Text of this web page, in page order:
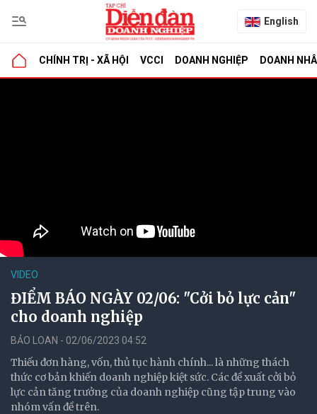
English
CHÍNH TRỊ - XÃ HỘI VCCI DOANH NGHIỆP DOANH
VIDEO
ĐIỂM BÁO NGÀY 02/06: "Cởi bỏ lực cản"
cho doanh nghiệp
BẢO LOAN - 02/06/2023 04:52
Thiếu đơn hàng, vốn, thủ tục hành chính... là những thách
thức cơ bản khiến doanh nghiệp kiệt sức. Các đề xuất cởi bỏ
lực cản tăng trưởng của doanh nghiệp cũng tập trung vào
nhóm vấn đề trên.